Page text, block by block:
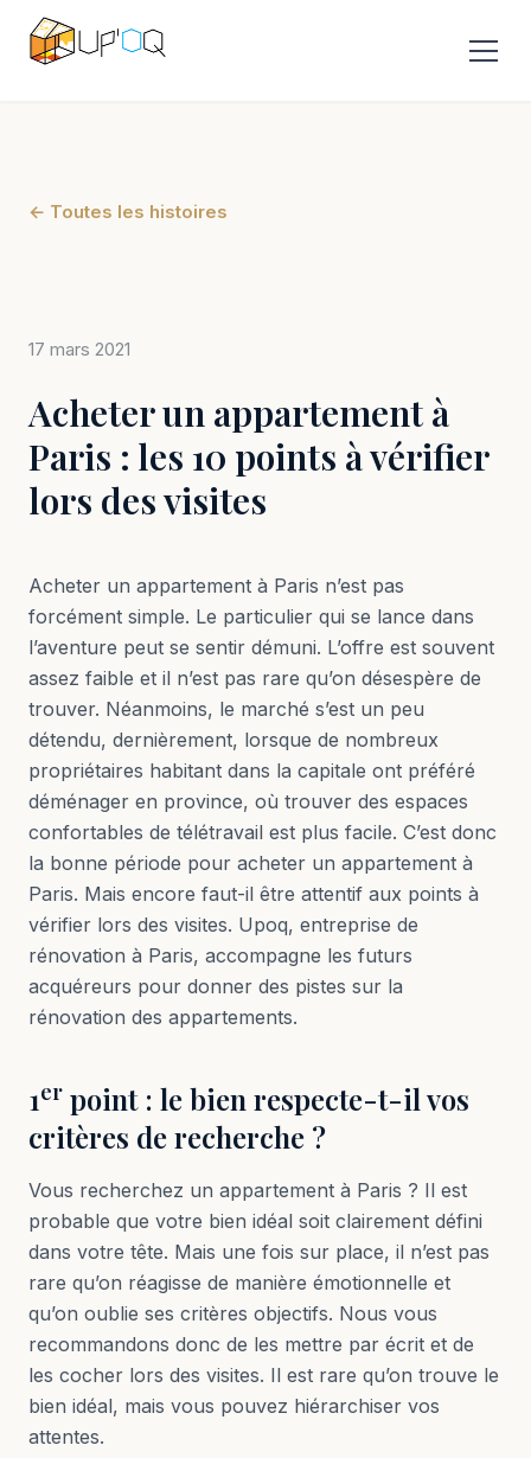
← Toutes les histoires
17 mars 2021
Acheter un appartement à
Paris : les 10 points à vérifier
lors des visites
Acheter un appartement à Paris n’est pas
forcément simple. Le particulier qui se lance dans
l’aventure peut se sentir démuni. L’offre est souvent
assez faible et il n’est pas rare qu’on désespère de
trouver. Néanmoins, le marché s’est un peu
détendu, dernièrement, lorsque de nombreux
propriétaires habitant dans la capitale ont préféré
déménager en province, où trouver des espaces
confortables de télétravail est plus facile. C’est donc
la bonne période pour acheter un appartement à
Paris. Mais encore faut-il être attentif aux points à
vérifier lors des visites. Upoq, entreprise de
rénovation à Paris, accompagne les futurs
acquéreurs pour donner des pistes sur la
rénovation des appartements.
1er point : le bien respecte-t-il vos
critères de recherche ?
Vous recherchez un appartement à Paris ? Il est
probable que votre bien idéal soit clairement défini
dans votre tête. Mais une fois sur place, il n’est pas
rare qu’on réagisse de manière émotionnelle et
qu’on oublie ses critères objectifs. Nous vous
recommandons donc de les mettre par écrit et de
les cocher lors des visites. Il est rare qu’on trouve le
bien idéal, mais vous pouvez hiérarchiser vos
attentes.